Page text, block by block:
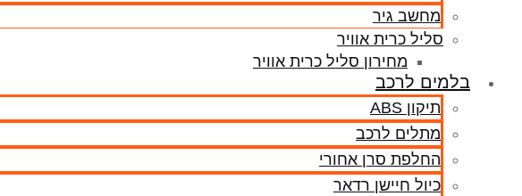
מחשב גיר
סליל כרית אוויר
מחירון סליל כרית אוויר
בלמים לרכב
תיקון ABS
מתלים לרכב
החלפת סרן אחורי
כיול חיישן רדאר